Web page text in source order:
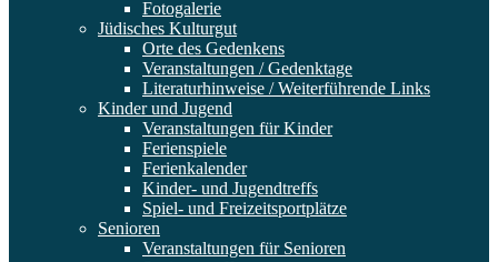
Fotogalerie
Jüdisches Kulturgut
Orte des Gedenkens
Veranstaltungen / Gedenktage
Literaturhinweise / Weiterführende Links
Kinder und Jugend
Veranstaltungen für Kinder
Ferienspiele
Ferienkalender
Kinder- und Jugendtreffs
Spiel- und Freizeitsportplätze
Senioren
Veranstaltungen für Senioren